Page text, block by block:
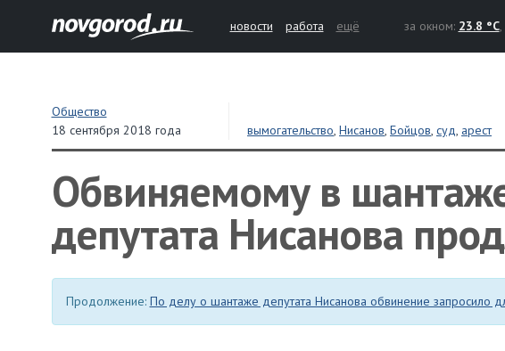
новости работа ещё за окном: 23.8 °C,
Общество
18 сентября 2018 года
вымогательство,Нисанов,Бойцов,суд, арест
Обвиняемому в
депутата Нисанова
Продолжение: По делу о шантаже депутата Нисанова обвинение запросило